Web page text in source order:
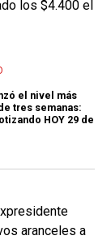
los $4.400 el
el nivel más
tres semanas:
HOY 29 de
aranceles a